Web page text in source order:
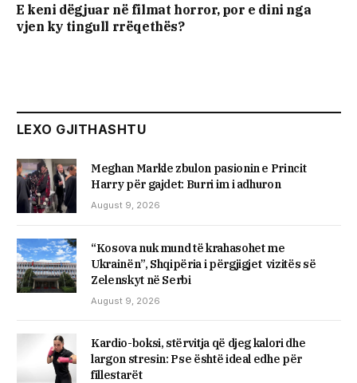
E keni dëgjuar në filmat horror, por e dini nga
vjen ky tingull rrëqethës?
LEXO GJITHASHTU
Meghan Markle zbulon pasionin e Princit
Harry për gajdet: Burri im i adhuron
August 9, 2026
“Kosova nuk mund të krahasohet me
Ukrainën”, Shqipëria i përgjigjet vizitës së
Zelenskyt në Serbi
August 9, 2026
Kardio-boksi, stërvitja që djeg kalori dhe
largon stresin: Pse është ideal edhe për
fillestarët